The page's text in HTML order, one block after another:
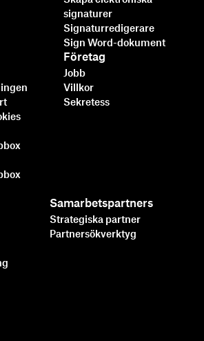
smartare,
påskyndar
affärerna
signaturer
Signaturredigerare
Sign Word-dokument
Samarbetspartners
Strategiska partner
Partnersökverktyg
Företag
Jobb
Villkor
Sekretess